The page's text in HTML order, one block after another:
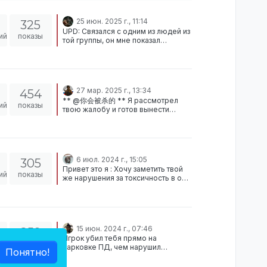
0:24:12] Player disconnected: Данил
Колбасов (Гражданин), Ты
заблокирован! ___ Выдал: Dima Gord
[STEAM_0:1:436058231] Причина:
STEAM_0:0:628849345 ___ Подать
апелляцию: octo.gg/dbg-unban
Participants: STEAM_0:0:628849345
ОДОБРЕНО
325
показы
25 июн. 2025 г., 11:14
UPD: Связался с одним из людей из
той группы, он мне показал
ошибочно, приношу извинения за
неудобства всем тем, кому ее
выдал
454
показы
27 мар. 2025 г., 13:34
** @你会被杀的 ** Я рассмотрел
твою жалобу и готов вынести
проверил логи забаненого
обходчика и тоже ничего не смог
найти. К сожалению с связи с этим
я вынужден отклонить жалобу.
305
показы
6 июл. 2024 г., 15:05
Привет это я : Хочу заметить твой
же нарушения за токсичность в ooc
много вкусного, мой персонаж
явно будет брать пример с своих
братков и делать тоже самое, я
ушел резко афк, а после чего
259
показы
15 июн. 2024 г., 07:46
Игрок убил тебя прямо на
парковке ПД, чем нарушил
Понятно!